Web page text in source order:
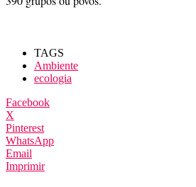
TAGS
Ambiente
ecologia
Facebook
X
Pinterest
WhatsApp
Email
Imprimir